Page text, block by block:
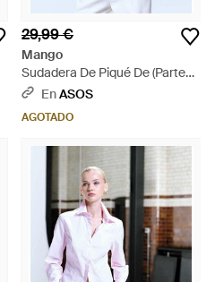
29,99 €
Mango
Sudadera De Piqué De (Parte
De Un Conjunto)-Blanco - Gris
EnASOS
AGOTADO